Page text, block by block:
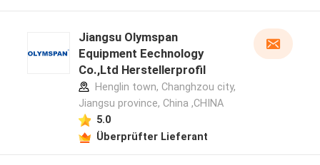
Jiangsu Olymspan
Equipment Eechnology
Co.,Ltd Herstellerprofil
Henglin town, Changhzou city,
Jiangsu province, China ,CHINA
5.0
Überprüfter Lieferant